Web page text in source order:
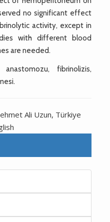
no significant effect
activity, except in
with different blood
are needed.
fibrinolizis,
Ali Uzun, Türkiye